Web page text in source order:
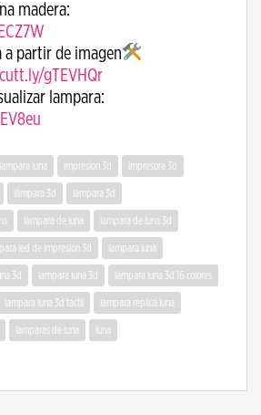
madera:
a partir de imagen
gTEVHQr
lampara:
luna impresion 3d impresora 3d
lámpara 3d lampara 3d
lampara de luna lampara de luna 3d
led de impresion 3d lampara luna
3d lampara luna 3d lámpara luna 3d 16 colores
lampara luna 3d tactil lampara replica luna
lamparas de luna luna